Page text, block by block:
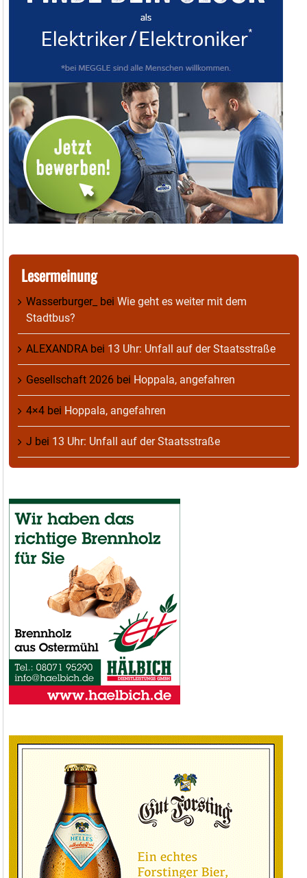
Lesermeinung
Wasserburger_ bei Wie geht es weiter mit dem
Stadtbus?
ALEXANDRA bei 13 Uhr: Unfall auf der Staatsstraße
Gesellschaft 2026 bei Hoppala, angefahren
4×4 bei Hoppala, angefahren
J bei 13 Uhr: Unfall auf der Staatsstraße